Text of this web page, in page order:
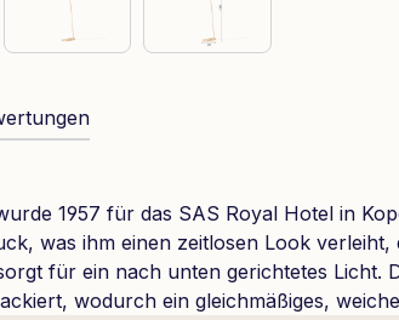
1957 für das SAS Royal Hotel in
was ihm einen zeitlosen Look
für ein nach unten gerichtetes Licht.
wodurch ein gleichmäßiges,